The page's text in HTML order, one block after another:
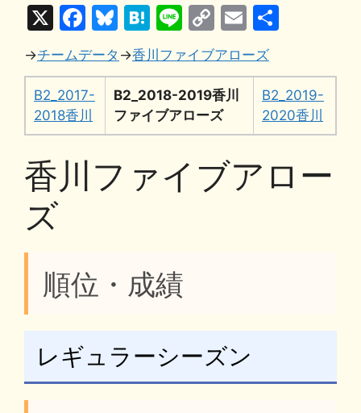
X
F
a
c
e
b
o
o
k
Bl
u
e
s
k
y
H
at
e
n
a
Li
n
e
C
o
p
y
Li
n
k
E
m
ai
→チームデータ →香川ファイブアローズ
B2_2017-
2018香川
B2_2018-2019香川
ファイブアローズ
B2_2019-
2020香川
香川ファイブアロー
ズ
順位・成績
レギュラーシーズン